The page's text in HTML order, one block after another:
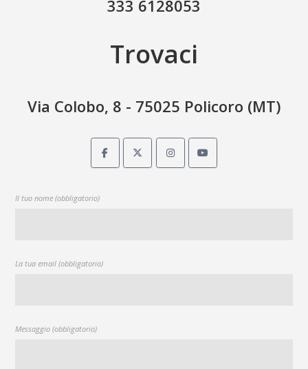
333 6128053
Trovaci
Via Colobo, 8 - 75025 Policoro (MT)
Il tuo nome (obbligatorio)
La tua email (obbligatorio)
Messaggio (obbligatorio)